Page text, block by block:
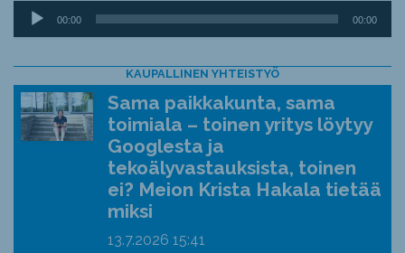
Äänitoistin
00:00 00:00
KAUPALLINEN YHTEISTYÖ
Sama paikkakunta, sama
toimiala – toinen yritys löytyy
Googlesta ja
tekoälyvastauksista, toinen
ei? Meion Krista Hakala tietää
miksi
13.7.2026 15:41